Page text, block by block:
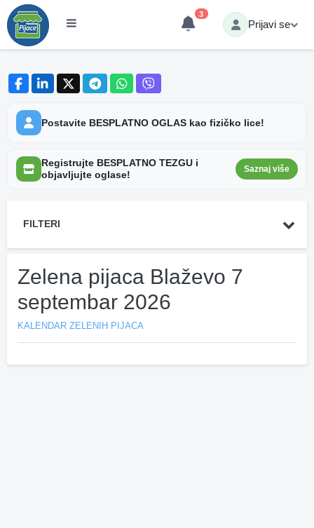
3
Prijavi se
Postavite BESPLATNO OGLAS kao fizičko lice!
Registrujte BESPLATNO TEZGU i
objavljujte oglase!
Saznaj više
FILTERI
Zelena pijaca Blaževo 7
septembar 2026
KALENDAR ZELENIH PIJACA